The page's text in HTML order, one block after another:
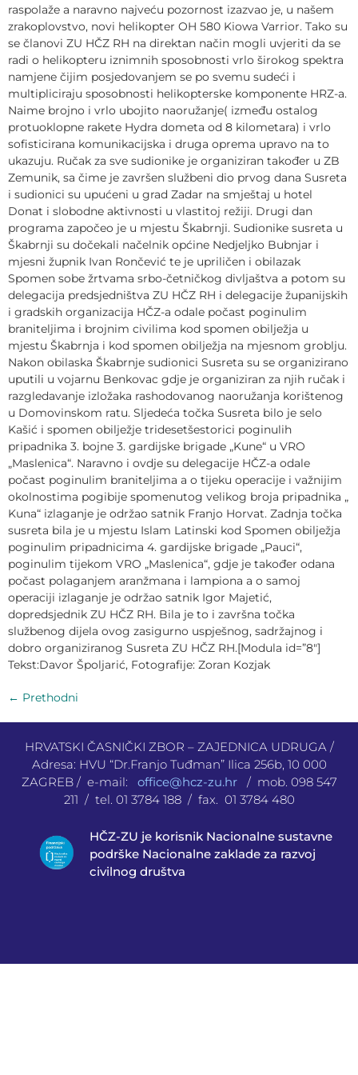
raspolaže a naravno najveću pozornost izazvao je, u našem
zrakoplovstvo, novi helikopter OH 580 Kiowa Varrior. Tako su
se članovi ZU HČZ RH na direktan način mogli uvjeriti da se
radi o helikopteru iznimnih sposobnosti vrlo širokog spektra
namjene čijim posjedovanjem se po svemu sudeći i
multipliciraju sposobnosti helikopterske komponente HRZ-a.
Naime brojno i vrlo ubojito naoružanje( između ostalog
protuoklopne rakete Hydra dometa od 8 kilometara) i vrlo
sofisticirana komunikacijska i druga oprema upravo na to
ukazuju. Ručak za sve sudionike je organiziran također u ZB
Zemunik, sa čime je završen službeni dio prvog dana Susreta
i sudionici su upućeni u grad Zadar na smještaj u hotel
Donat i slobodne aktivnosti u vlastitoj režiji. Drugi dan
programa započeo je u mjestu Škabrnji. Sudionike susreta u
Škabrnji su dočekali načelnik općine Nedjeljko Bubnjar i
mjesni župnik Ivan Rončević te je upriličen i obilazak
Spomen sobe žrtvama srbo-četničkog divljaštva a potom su
delegacija predsjedništva ZU HČZ RH i delegacije županijskih
i gradskih organizacija HČZ-a odale počast poginulim
braniteljima i brojnim civilima kod spomen obilježja u
mjestu Škabrnja i kod spomen obilježja na mjesnom groblju.
Nakon obilaska Škabrnje sudionici Susreta su se organizirano
uputili u vojarnu Benkovac gdje je organiziran za njih ručak i
razgledavanje izložaka rashodovanog naoružanja korištenog
u Domovinskom ratu. Sljedeća točka Susreta bilo je selo
Kašić i spomen obilježje tridesetšestorici poginulih
pripadnika 3. bojne 3. gardijske brigade „Kune“ u VRO
„Maslenica“. Naravno i ovdje su delegacije HČZ-a odale
počast poginulim braniteljima a o tijeku operacije i važnijim
okolnostima pogibije spomenutog velikog broja pripadnika „
Kuna“ izlaganje je održao satnik Franjo Horvat. Zadnja točka
susreta bila je u mjestu Islam Latinski kod Spomen obilježja
poginulim pripadnicima 4. gardijske brigade „Pauci“,
poginulim tijekom VRO „Maslenica“, gdje je također odana
počast polaganjem aranžmana i lampiona a o samoj
operaciji izlaganje je održao satnik Igor Majetić,
dopredsjednik ZU HČZ RH. Bila je to i završna točka
službenog dijela ovog zasigurno uspješnog, sadržajnog i
dobro organiziranog Susreta ZU HČZ RH.[Modula id=”8″]
Tekst:Davor Špoljarić, Fotografije: Zoran Kozjak
← Prethodni
HRVATSKI ČASNIČKI ZBOR – ZAJEDNICA UDRUGA /
Adresa: HVU “Dr.Franjo Tuđman” Ilica 256b, 10 000
ZAGREB / e-mail: office@hcz-zu.hr
/ mob. 098 547
211 / tel. 01 3784 188 / fax. 01 3784 480
HČZ-ZU je korisnik Nacionalne sustavne
podrške Nacionalne zaklade za razvoj
civilnog društva